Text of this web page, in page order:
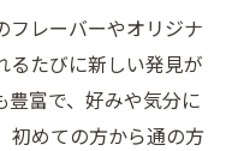
フレーバーやオリジナ
るたびに新しい発見が
豊富で、好みや気分に
初めての方から通の方